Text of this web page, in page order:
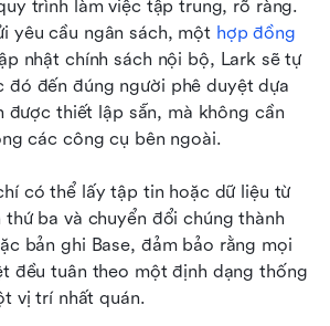
trình làm việc tập trung, rõ ràng.
yêu cầu ngân sách, một hợp đồng
nhật chính sách nội bộ, Lark sẽ tự
đó đến đúng người phê duyệt dựa
được thiết lập sẵn, mà không cần
các công cụ bên ngoài.
có thể lấy tập tin hoặc dữ liệu từ
ba và chuyển đổi chúng thành
bản ghi Base, đảm bảo rằng mọi
đều tuân theo một định dạng thống
vị trí nhất quán.